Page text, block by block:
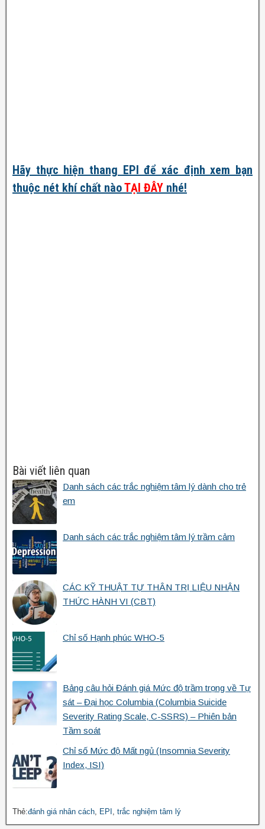
Hãy thực hiện thang EPI để xác định xem bạn
thuộc nét khí chất nàoTẠI ĐÂY nhé!
Bài viết liên quan
Danh sách các trắc nghiệm tâm lý dành cho trẻ
em
Danh sách các trắc nghiệm tâm lý trầm cảm
CÁC KỸ THUẬT TỰ THÂN TRỊ LIỆU NHẬN
THỨC HÀNH VI (CBT)
Chỉ số Hạnh phúc WHO-5
Bảng câu hỏi Đánh giá Mức độ trầm trọng về Tự
sát – Đại học Columbia (Columbia Suicide
Severity Rating Scale, C-SSRS) – Phiên bản
Tầm soát
Chỉ số Mức độ Mất ngủ (Insomnia Severity
Index, ISI)
Thẻ:đánh giá nhân cách, EPI , trắc nghiệm tâm lý